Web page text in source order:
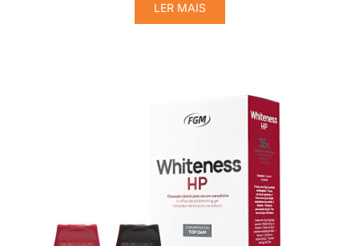
LER MAIS